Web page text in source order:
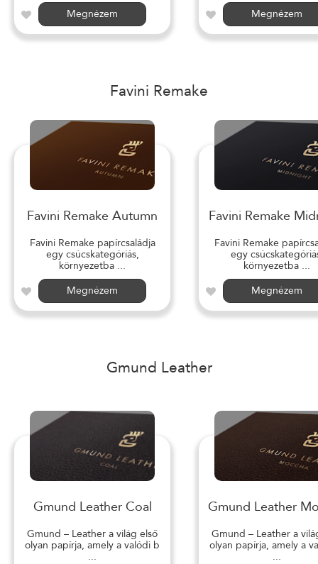
Megnézem
Megnézem
Favini Remake
Favini Remake Autumn
Favini Remake papírcsaládja
egy csúcskategóriás,
környezetba ...
Megnézem
Favini Remake
Favini Remake
egy
környezetba ...
Megnézem
Gmund Leather
Gmund Leather Coal
Gmund – Leather a világ első
olyan papírja, amely a valódi b
...
Gmund Leather
Gmund – Leather a
olyan papírja, amely a
...